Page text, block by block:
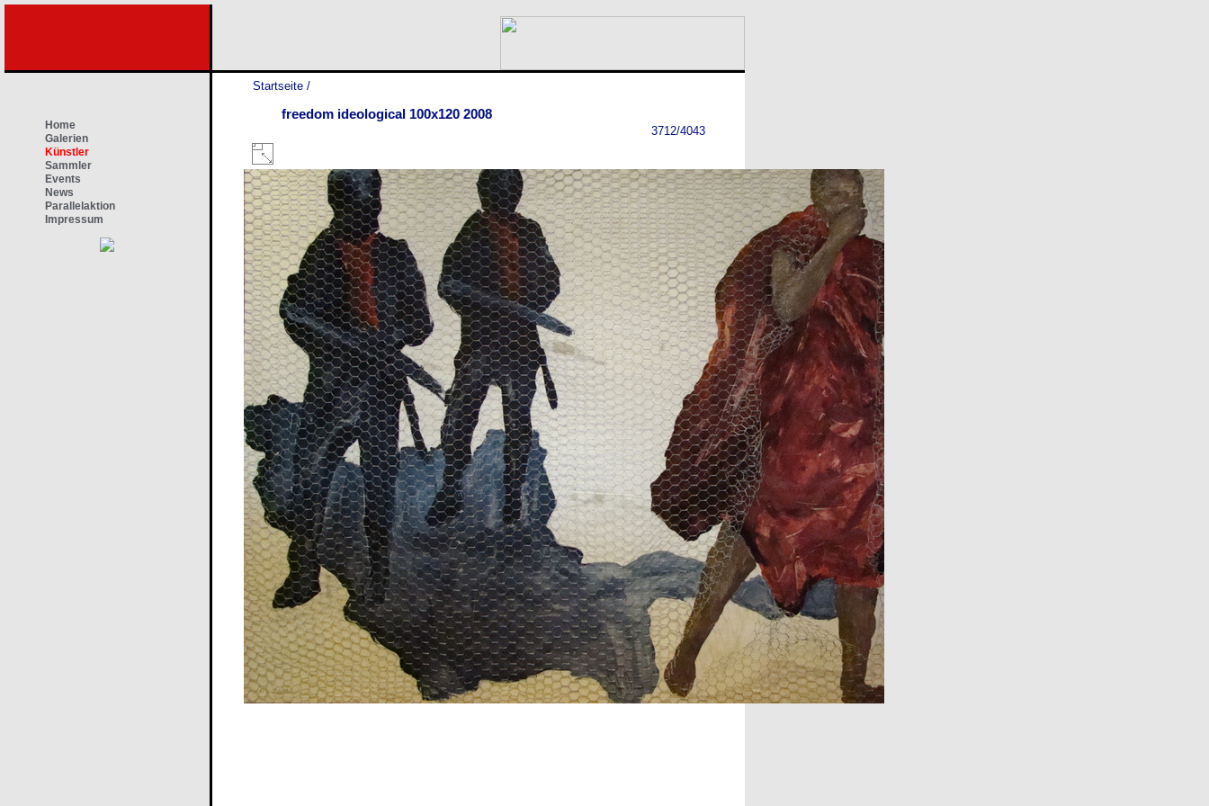
Home
Galerien
Künstler
Sammler
Events
News
Parallelaktion
Impressum
Startseite /
freedom ideological 100x120 2008
3712/4043